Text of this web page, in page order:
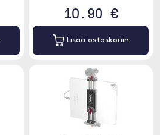
10.90 €
Lisää ostoskoriin